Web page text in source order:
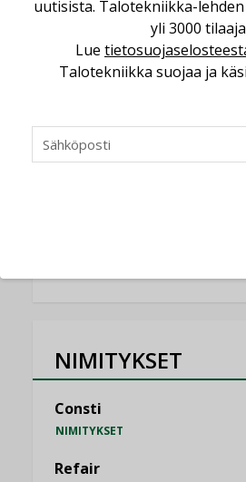
ilmanvaihtoa
Miten varmistetaan EPD-
saatavien tietojen
Vesi- ja
jämähtänyt ajassa
NIMITYKSET
Consti
NIMITYKSET
Refair
uutisista. Talotekniikka-
yli 3000
Lue
Talotekniikka suojaa ja